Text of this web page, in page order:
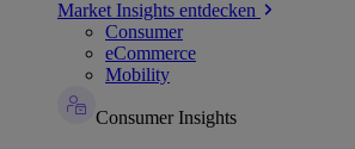
Market Insights entdecken
Consumer
eCommerce
Mobility
Consumer Insights